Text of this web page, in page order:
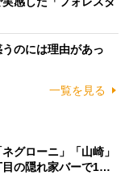
のには理由があっ
一覧を見る
グローニ」「山崎」
目の隠れ家バーで1…